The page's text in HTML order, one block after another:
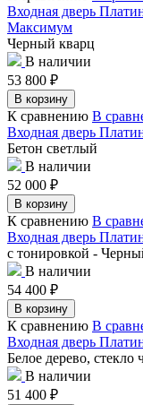
Входная дверь
Максимум
Черный кварц
В наличии
53 800 ₽
В корзину
К сравнению В
Входная дверь
Бетон светлый
В наличии
52 000 ₽
В корзину
К сравнению В
Входная дверь
с тонировкой -
В наличии
54 400 ₽
В корзину
К сравнению В
Входная дверь
Белое дерево, стекло
В наличии
51 400 ₽